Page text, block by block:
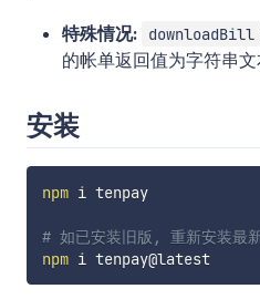
特殊情况: downloadBill
的帐单返回值为字符串文
安装
npm i tenpay
# 如已安装旧版, 重新安装最
npm
i tenpay@latest